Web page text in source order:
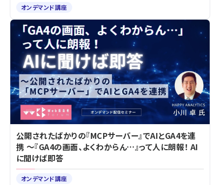
オンデマンド講座
公開されたばかりの『MCPサーバー』でAIとGA4を連
携 ～『GA4の画面、よくわからん…』って人に朗報！ AI
に聞けば即答
オンデマンド講座